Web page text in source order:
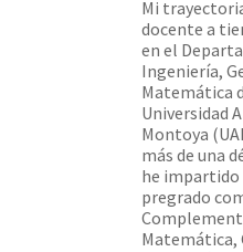
Mi
docente a
en el
Ingeniería,
Matemática
Universidad
Montoya
más de una
he impartido
pregrado
Matemática,